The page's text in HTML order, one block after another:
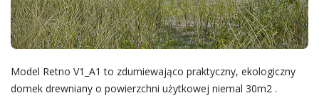
Model Retno V1_A1 to zdumiewająco praktyczny, ekologiczny
domek drewniany o powierzchni użytkowej niemal 30m2 .